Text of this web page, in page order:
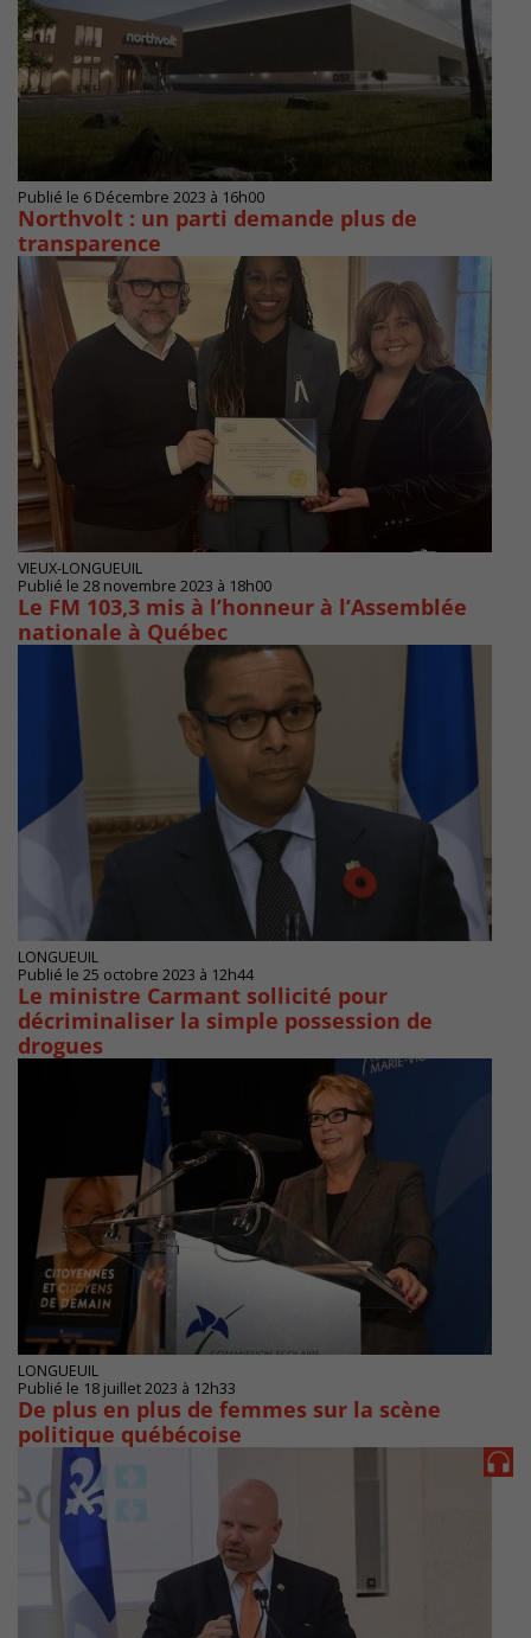
Publié le 6 Décembre 2023 à 16h00
Northvolt : un parti demande plus de
transparence
VIEUX-LONGUEUIL
Publié le 28 novembre 2023 à 18h00
Le FM 103,3 mis à l’honneur à l’Assemblée
nationale à Québec
LONGUEUIL
Publié le 25 octobre 2023 à 12h44
Le ministre Carmant sollicité pour
décriminaliser la simple possession de
drogues
LONGUEUIL
Publié le 18 juillet 2023 à 12h33
De plus en plus de femmes sur la scène
politique québécoise